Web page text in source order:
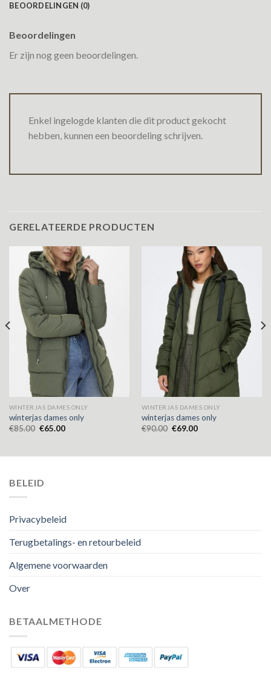
BEOORDELINGEN (0)
Beoordelingen
Er zijn nog geen beoordelingen.
Enkel ingelogde klanten die dit product gekocht
hebben, kunnen een beoordeling schrijven.
GERELATEERDE PRODUCTEN
WINTERJAS DAMES ONLY
winterjas dames only
€85.00 €65.00
WINTERJAS DAMES ONLY
winterjas dames only
€90.00 €69.00
BELEID
Privacybeleid
Terugbetalings- en retourbeleid
Algemene voorwaarden
Over
BETAALMETHODE